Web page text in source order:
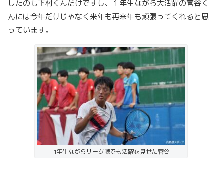
したのも下村くんだけですし、１年生ながら大活躍の菅谷く
んには今年だけじゃなく来年も再来年も頑張ってくれると思
っています。
1年生ながらリーグ戦でも活躍を見せた菅谷